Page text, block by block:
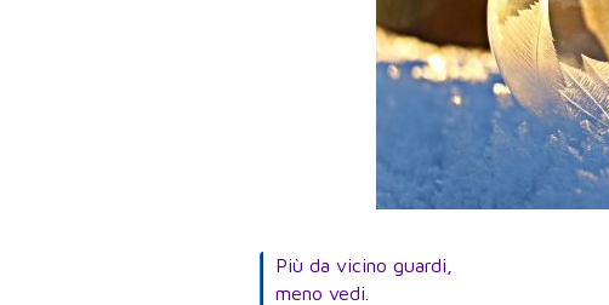
Più da vicino guardi,
meno vedi.